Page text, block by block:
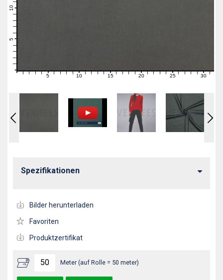
11
1 2 3 4 6 7 89 11121314 16171819 21222324 26272829 31
Meter (auf Rolle = 50 meter)
Spezifikationen
Bilder herunterladen
Favoriten
Produktzertifikat